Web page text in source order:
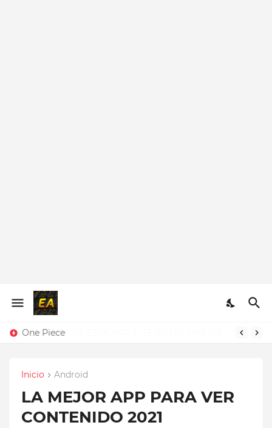
One Piece
Inicio Android
LA MEJOR APP PARA VER
CONTENIDO 2021